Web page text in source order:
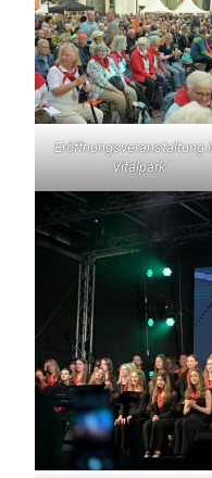
Eröffnungsveranstaltung
Vitalpark